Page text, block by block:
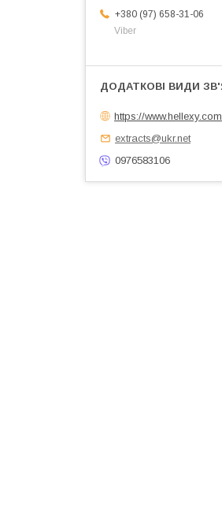
+380 (97) 658-31-06
Viber
https://www.hellexy.com
extracts@ukr.net
0976583106